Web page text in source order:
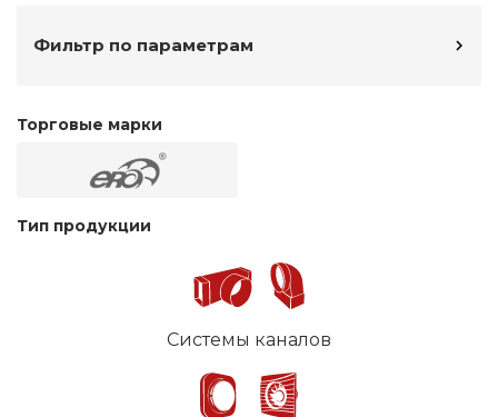
Фильтр по параметрам
Торговые марки
Тип продукции
Системы каналов